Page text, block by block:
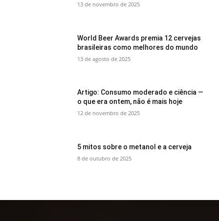
13 de novembro de 2025
World Beer Awards premia 12 cervejas
brasileiras como melhores do mundo
13 de agosto de 2025
Artigo: Consumo moderado e ciência —
o que era ontem, não é mais hoje
12 de novembro de 2025
5 mitos sobre o metanol e a cerveja
8 de outubro de 2025